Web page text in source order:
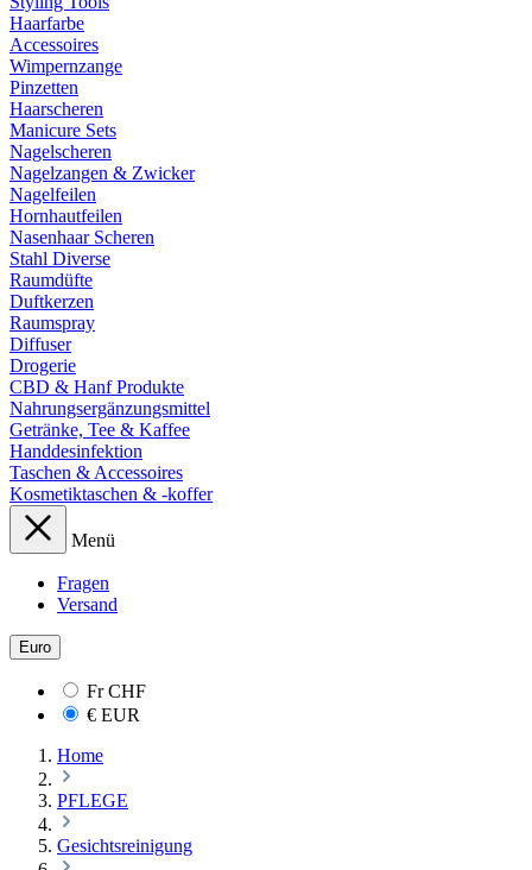
Haarfarbe
Accessoires
Wimpernzange
Pinzetten
Haarscheren
Manicure Sets
Nagelscheren
Nagelzangen & Zwicker
Nagelfeilen
Hornhautfeilen
Nasenhaar Scheren
Stahl Diverse
Raumdüfte
Duftkerzen
Raumspray
Diffuser
Drogerie
CBD & Hanf Produkte
Nahrungsergänzungsmittel
Getränke, Tee & Kaffee
Handdesinfektion
Taschen & Accessoires
Kosmetiktaschen & -koffer
Menü
Fragen
Versand
Euro
FrCHF
€ EUR
Home
PFLEGE
Gesichtsreinigung